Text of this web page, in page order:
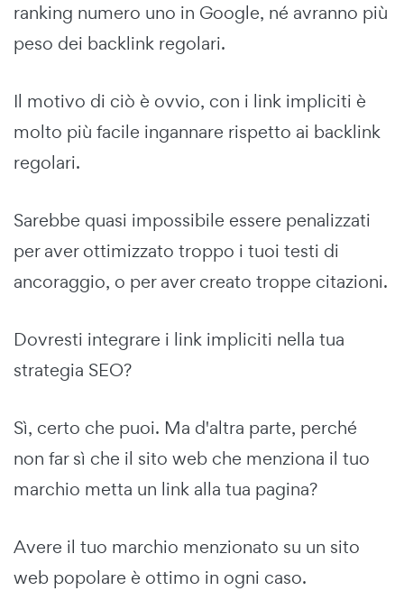
ranking numero uno in Google, né avranno più
peso dei backlink regolari.
Il motivo di ciò è ovvio, con i link impliciti è
molto più facile ingannare rispetto ai backlink
regolari.
Sarebbe quasi impossibile essere penalizzati
per aver ottimizzato troppo i tuoi testi di
ancoraggio, o per aver creato troppe citazioni.
Dovresti integrare i link impliciti nella tua
strategia SEO?
Sì, certo che puoi. Ma d'altra parte, perché
non far sì che il sito web che menziona il tuo
marchio metta un link alla tua pagina?
Avere il tuo marchio menzionato su un sito
web popolare è ottimo in ogni caso.